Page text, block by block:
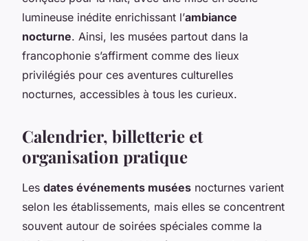
lumineuse inédite enrichissant l’ambiance
nocturne. Ainsi, les musées partout dans la
francophonie s’affirment comme des lieux
privilégiés pour ces aventures culturelles
nocturnes, accessibles à tous les curieux.
Calendrier, billetterie et
organisation pratique
Les dates événements musées nocturnes varient
selon les établissements, mais elles se concentrent
souvent autour de soirées spéciales comme la